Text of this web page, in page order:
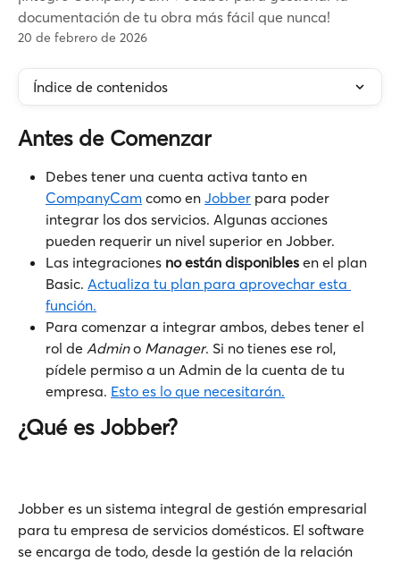
documentación de tu obra más fácil que nunca!
20 de febrero de 2026
Índice de contenidos
Antes de Comenzar
Debes tener una cuenta activa tanto en
CompanyCam como en Jobber para poder
integrar los dos servicios. Algunas acciones
pueden requerir un nivel superior en Jobber.
Las integraciones no están disponibles en el plan
Basic. Actualiza tu plan para aprovechar esta
función.
Para comenzar a integrar ambos, debes tener el
rol de Admin o Manager. Si no tienes ese rol,
pídele permiso a un Admin de la cuenta de tu
empresa. Esto es lo que necesitarán.
¿Qué es Jobber?
Jobber es un sistema integral de gestión empresarial
para tu empresa de servicios domésticos. El software
se encarga de todo, desde la gestión de la relación